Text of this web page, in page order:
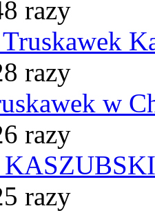
razy
razy
w
razy
razy